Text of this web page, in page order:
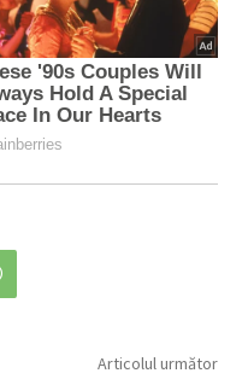
Articolul următor